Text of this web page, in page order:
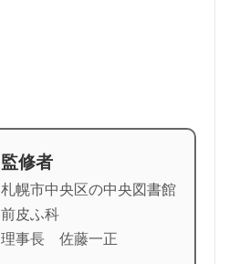
監修者
札幌市中央区の中央図書館
前皮ふ科
理事長 佐藤一正